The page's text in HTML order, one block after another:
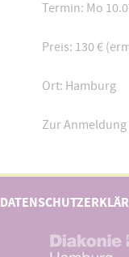
Termin: Mo
Preis: 130 €
Ort: Hamburg
Zur